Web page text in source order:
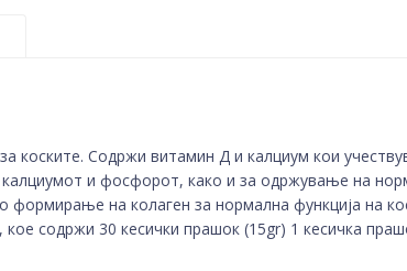
коските. Содржи витамин Д и калциум кои
и фосфорот, како и за одржување на
на колаген за нормална функција на
содржи 30 кесички прашок (15gr) 1 кесичка